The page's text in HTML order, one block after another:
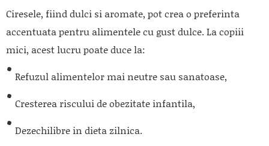
Ciresele, fiind dulci si aromate, pot crea o preferinta
accentuata pentru alimentele cu gust dulce. La copiii
mici, acest lucru poate duce la:
Refuzul alimentelor mai neutre sau sanatoase,
Cresterea riscului de obezitate infantila,
Dezechilibre in dieta zilnica.